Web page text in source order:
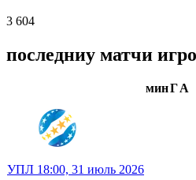
3 604
последниу матчи
минГА
УПЛ 18:00, 31 июль 2026